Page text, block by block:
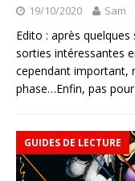
19/10/2020 Sam
Edito : après
sorties intéressantes
cependant important,
phase…Enfin, pas
GUIDES DE LECTURE